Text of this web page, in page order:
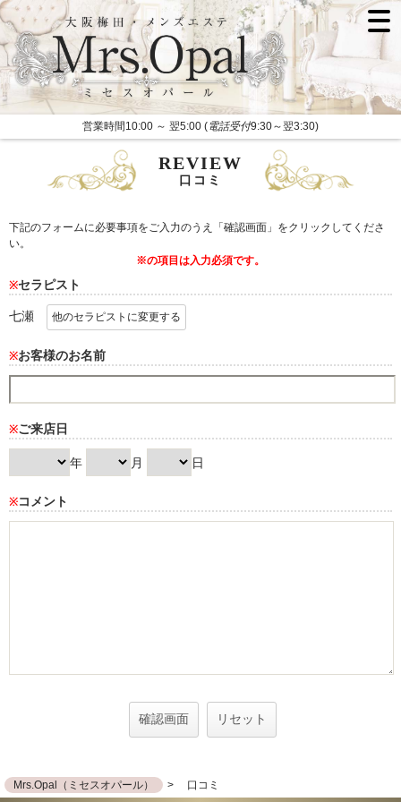
営業時間10:00 ～ 翌5:00 (電話受付9:30～翌3:30)
REVIEW
口コミ
下記のフォームに必要事項をご入力のうえ「確認画面」をクリックしてくださ
い。
※の項目は入力必須です。
※セラピスト
七瀬 他のセラピストに変更する
※お客様のお名前
※ご来店日
年 月 日
※コメント
Mrs.Opal（ミセスオパール） 口コミ